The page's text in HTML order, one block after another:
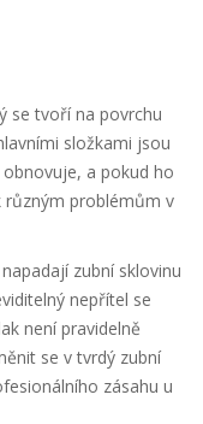
se tvoří na povrchu
složkami jsou
a pokud ho
různým problémům v
zubní sklovinu
nepřítel se
není pravidelně
se v tvrdý zubní
zásahu u